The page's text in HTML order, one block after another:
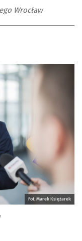
Wrocław
Fot. Marek Księżarek